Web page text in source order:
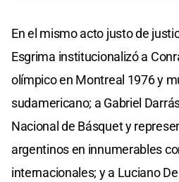
En el mismo acto justo de
Esgrima institucionalizó a
olímpico en Montreal 1976 y
sudamericano; a Gabriel
Nacional de Básquet y
argentinos en innumerables
internacionales; y a Luciano